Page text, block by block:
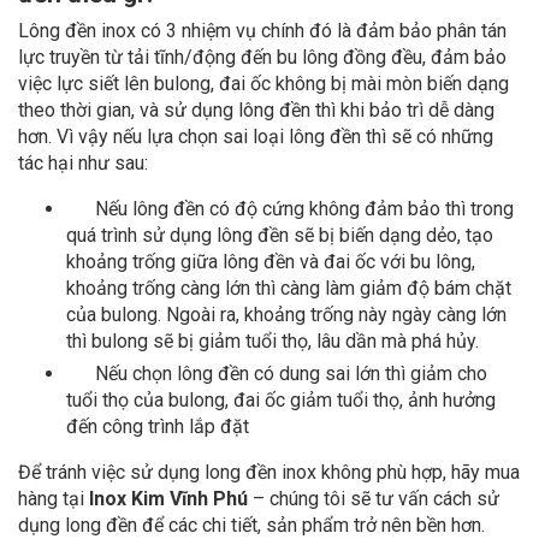
Lông đền inox có 3 nhiệm vụ chính đó là đảm bảo phân tán
lực truyền từ tải tĩnh/động đến bu lông đồng đều, đảm bảo
việc lực siết lên bulong, đai ốc không bị mài mòn biến dạng
theo thời gian, và sử dụng lông đền thì khi bảo trì dễ dàng
hơn. Vì vậy nếu lựa chọn sai loại lông đền thì sẽ có những
tác hại như sau:
Nếu lông đền có độ cứng không đảm bảo thì trong
quá trình sử dụng lông đền sẽ bị biến dạng dẻo, tạo
khoảng trống giữa lông đền và đai ốc với bu lông,
khoảng trống càng lớn thì càng làm giảm độ bám chặt
của bulong. Ngoài ra, khoảng trống này ngày càng lớn
thì bulong sẽ bị giảm tuổi thọ, lâu dần mà phá hủy.
Nếu chọn lông đền có dung sai lớn thì giảm cho
tuổi thọ của bulong, đai ốc giảm tuổi thọ, ảnh hưởng
đến công trình lắp đặt
Để tránh việc sử dụng long đền inox không phù hợp, hãy mua
hàng tại Inox Kim Vĩnh Phú – chúng tôi sẽ tư vấn cách sử
dụng long đền để các chi tiết, sản phẩm trở nên bền hơn.